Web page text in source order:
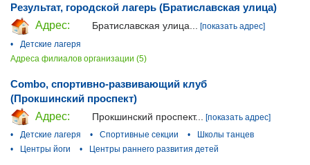
Результат, городской лагерь (Братиславская улица)
Адрес:
Братиславская улица...
[показать адрес]
•
Детские лагеря
Адреса филиалов организации (5)
Combo, спортивно-развивающий клуб
(Прокшинский проспект)
Адрес:
Прокшинский проспект...
[показать адрес]
•
Детские лагеря • Спортивные секции •
Школы танцев
•
Центры йоги • Центры раннего развития детей